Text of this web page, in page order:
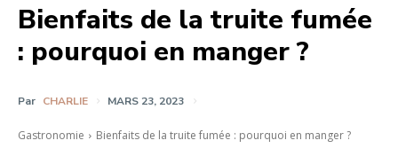
Bienfaits de la truite fumée
: pourquoi en manger ?
Par CHARLIE MARS 23, 2023
Gastronomie Bienfaits de la truite fumée : pourquoi en manger ?